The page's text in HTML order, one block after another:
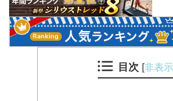
目次 [非表示